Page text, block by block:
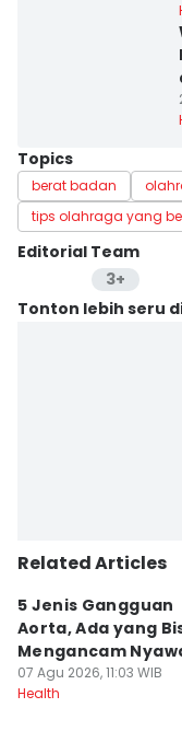
Topics
berat badan
tips olahraga yang
Editorial Team
3+
Editor
Tonton lebih seru
Related Articles
5 Jenis Gangguan
Aorta, Ada yang
Mengancam
07 Agu 2026, 11:03 WIB
Health